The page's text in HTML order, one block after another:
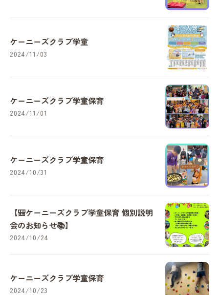
ケーニーズクラブ学童
2024/11/03
ケーニーズクラブ学童保育
2024/11/01
ケーニーズクラブ学童保育
2024/10/31
【🎒ケーニーズクラブ学童保育 個別説明
会のお知らせ📚】
2024/10/24
ケーニーズクラブ学童保育
2024/10/23